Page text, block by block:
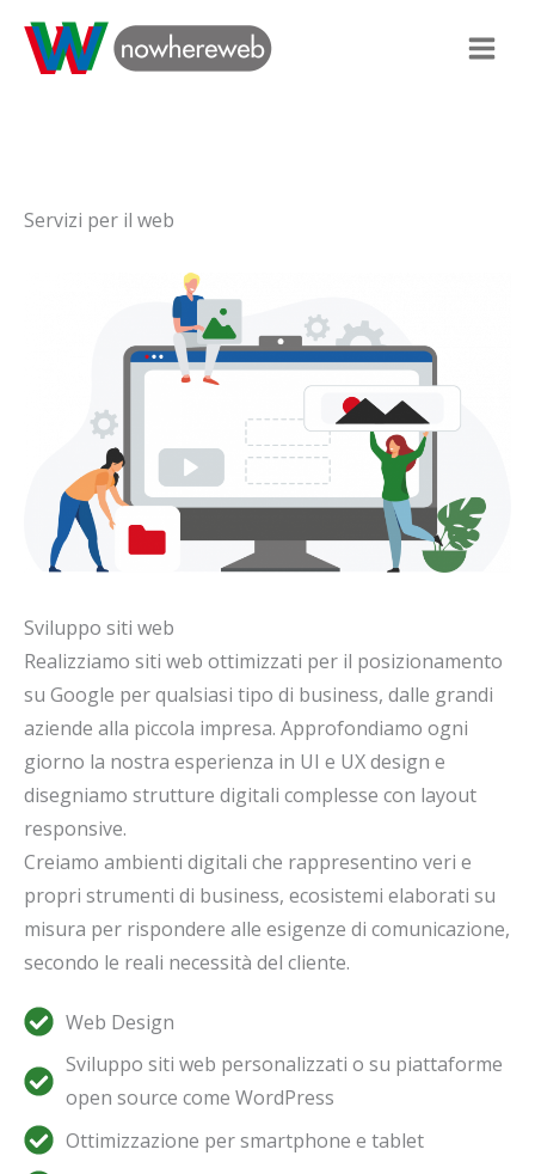
contenuto
Main
Servizi per il web
Sviluppo siti web
Realizziamo siti web ottimizzati per il posizionamento
su Google per qualsiasi tipo di business, dalle grandi
aziende alla piccola impresa. Approfondiamo ogni
giorno la nostra esperienza in UI e UX design e
disegniamo strutture digitali complesse con layout
responsive.
Creiamo ambienti digitali che rappresentino veri e
propri strumenti di business, ecosistemi elaborati su
misura per rispondere alle esigenze di comunicazione,
secondo le reali necessità del cliente.
Web Design
Sviluppo siti web personalizzati o su piattaforme
open source come WordPress
Ottimizzazione per smartphone e tablet